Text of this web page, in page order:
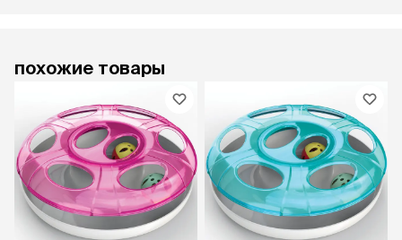
похожие товары